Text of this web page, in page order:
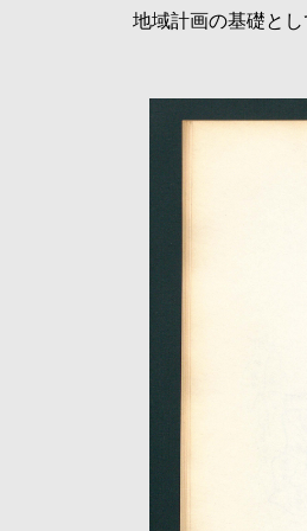
地域計画の基礎と